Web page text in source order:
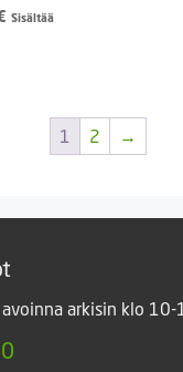
Nykyinen
Sisältää
1 2 →
arkisin klo 10-